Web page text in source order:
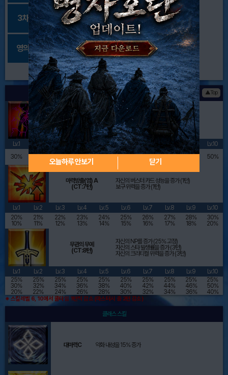
3차
영의
액티브 스킬 정보 ▲Top
빈자의 견식 A
(CT:8턴)
적 하나의 약화 내성을 감소 (1턴)
보구 봉인 상태를 부여 (1턴)
Lv.1 Lv.2 Lv.3 Lv.4 Lv.5 Lv.6 Lv.7 Lv.8 Lv.9
Lv.10
30%
32% 34% 36% 38% 40% 42% 44% 46% 50%
마력방출(염) A
(CT:7턴)
자신의 버스터 카드 성능을 증가 (1턴)
보구 위력을 증가 (1턴)
Lv.1 Lv.2 Lv.3 Lv.4 Lv.5 Lv.6 Lv.7 Lv.8 Lv.9
Lv.10
20%
10%
21%
11%
22%
12%
23%
13%
24%
14%
25%
15%
26%
16%
27%
17%
28%
18%
30%
20%
무관의 무예
(CT:8턴)
자신의 NP를 증가 (25% 고정)
자신의 스타 발생률을 증가 (3턴)
자신의 크리티컬 위력을 증가 (3턴)
Lv.1 Lv.2 Lv.3 Lv.4 Lv.5 Lv.6 Lv.7 Lv.8 Lv.9
Lv.10
25%
30%
20%
25%
32%
22%
25%
34%
24%
25%
36%
26%
25%
38%
28%
25%
40%
30%
25%
42%
32%
25%
44%
34%
25%
46%
36%
25%
50%
40%
※ 스킬레벨 6, 10에서 쿨타임 1턴씩 감소 (마스터시 총 2턴 감소)
클래스 스킬
대마력C 약화 내성을 15% 증가
오늘하루 안보기 닫기